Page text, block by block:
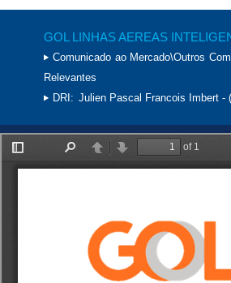
GOL LINHAS AEREAS
Comunicado ao Mercado\Outros
Relevantes
DRI: Julien Pascal Francois Imbert -